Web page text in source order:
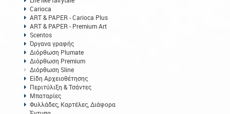
Carioca
ART & PAPER - Carioca Plus
ART & PAPER - Premium Art
Scentos
Όργανα γραφής
Διόρθωση Plumate
Διόρθωση Premium
Διόρθωση Sline
Είδη Αρχειοθέτησης
Περιτύλιξη & Τσάντες
Μπαταρίες
Φυλλάδες, Καρτέλες, Διάφορα